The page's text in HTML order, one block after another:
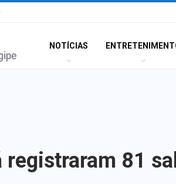
NOTÍCIAS
registraram 81